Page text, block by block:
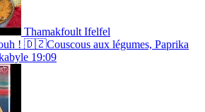
Thamakfoult Ifelfel
! 🇩🇿Couscous aux légumes, Paprika
19:09